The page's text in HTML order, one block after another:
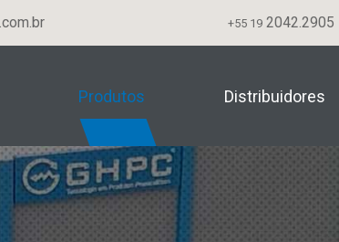
+55 19 2042.2905
Produtos Distribuidores